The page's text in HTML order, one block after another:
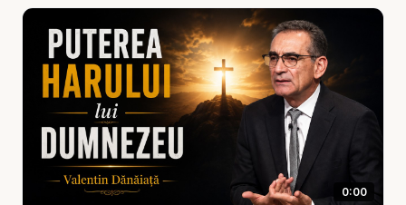
iar lupta care se desfășoară nu mai este una
vizibilă, ci spirituală. În această predică intensă și
profundă, pastorul Valentin Dănăiață vorbește
despre „Lupta bisericii finale”, o confruntare care
are loc nu între oameni, ci între adevăr și înșelare,
între lumină și întuneric, între Hristos și cel rău. Este
o chemare clară, urgentă: „Urmează-L pe
Hristos!”
0:00